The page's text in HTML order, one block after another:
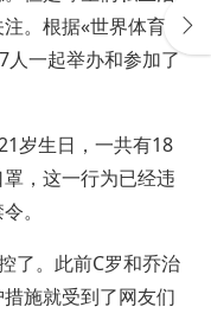
。根据«世界体育
人一起举办和参加了
岁生日，一共有18
，这一行为已经违
。
了。此前C罗和乔治
施就受到了网友们